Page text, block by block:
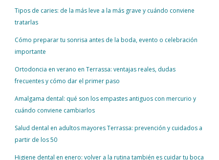
Tipos de caries: de la más leve a la más grave y cuándo conviene
tratarlas
Cómo preparar tu sonrisa antes de la boda, evento o celebración
importante
Ortodoncia en verano en Terrassa: ventajas reales, dudas
frecuentes y cómo dar el primer paso
Amalgama dental: qué son los empastes antiguos con mercurio y
cuándo conviene cambiarlos
Salud dental en adultos mayores Terrassa: prevención y cuidados a
partir de los 50
Higiene dental en enero: volver a la rutina también es cuidar tu boca